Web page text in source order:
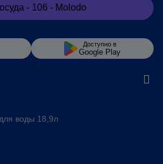
воды 18,9л
в Viber
Доступно в
Google Play